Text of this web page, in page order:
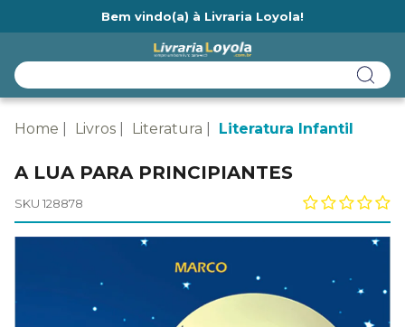
Bem vindo(a) à Livraria Loyola!
Home Livros Literatura Literatura Infantil
A LUA PARA PRINCIPIANTES
SKU 128878